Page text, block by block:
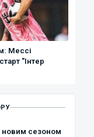
Мессі
"Інтер
новим сезоном